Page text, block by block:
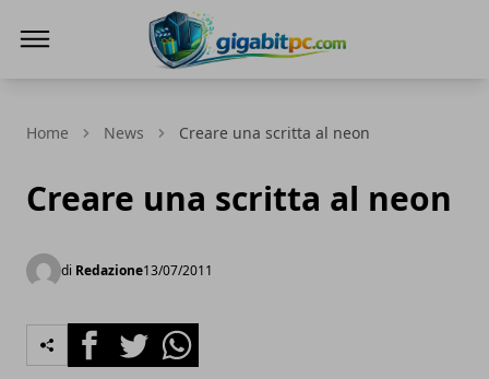
Home News Creare una scritta al neon
Creare una scritta al neon
di Redazione13/07/2011
FacebookTwitterWhatsapp